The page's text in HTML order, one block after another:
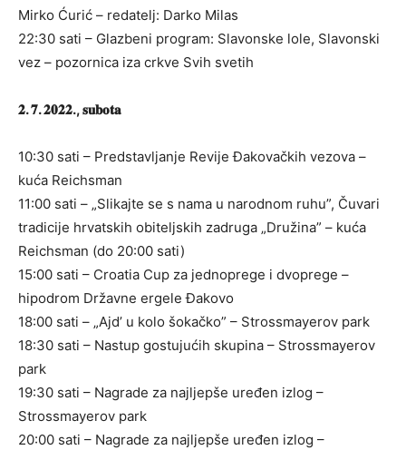
Mirko Ćurić – redatelj: Darko Milas
22:30 sati – Glazbeni program: Slavonske lole, Slavonski
vez – pozornica iza crkve Svih svetih
𝟐. 𝟕. 𝟐𝟎𝟐𝟐., 𝐬𝐮𝐛𝐨𝐭𝐚
10:30 sati – Predstavljanje Revije Đakovačkih vezova –
kuća Reichsman
11:00 sati – „Slikajte se s nama u narodnom ruhu”, Čuvari
tradicije hrvatskih obiteljskih zadruga „Družina” – kuća
Reichsman (do 20:00 sati)
15:00 sati – Croatia Cup za jednoprege i dvoprege –
hipodrom Državne ergele Đakovo
18:00 sati – „Ajd’ u kolo šokačko” – Strossmayerov park
18:30 sati – Nastup gostujućih skupina – Strossmayerov
park
19:30 sati – Nagrade za najljepše uređen izlog –
Strossmayerov park
20:00 sati – Nagrade za najljepše uređen izlog –